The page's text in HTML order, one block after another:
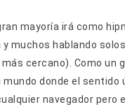
mayoría irá como
muchos hablando
cercano). Como un
mundo donde el sentido
navegador pero